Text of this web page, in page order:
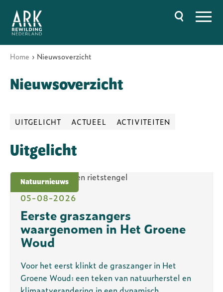
naar
Hoofdnavigatie
Home Nieuwsoverzicht
Nieuwsoverzicht
UITGELICHT ACTUEEL ACTIVITEITEN
Uitgelicht
Natuurnieuws
05-08-2026
Eerste graszangers
waargenomen in Het Groene
Woud
Voor het eerst klinkt de graszanger in Het
Groene Woud: een teken van natuurherstel en